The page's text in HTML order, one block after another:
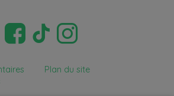
Plan du site